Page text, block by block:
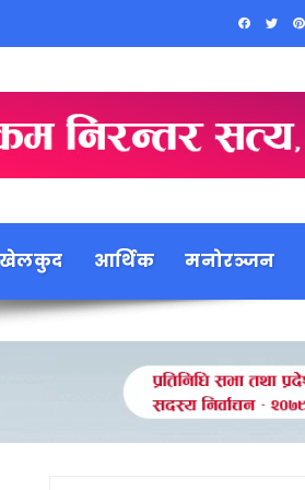
आर्थिक मनोरञ्जन